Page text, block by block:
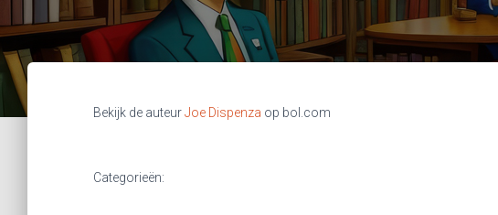
Bekijk de auteurJoe Dispenza op bol.com
Categorieën: